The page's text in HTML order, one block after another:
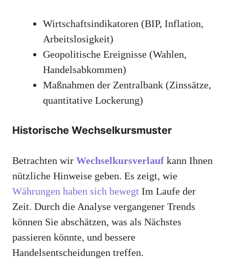
Wirtschaftsindikatoren (BIP, Inflation,
Arbeitslosigkeit)
Geopolitische Ereignisse (Wahlen,
Handelsabkommen)
Maßnahmen der Zentralbank (Zinssätze,
quantitative Lockerung)
Historische Wechselkursmuster
Betrachten wir Wechselkursverlauf kann Ihnen
nützliche Hinweise geben. Es zeigt, wie
Währungen haben sich bewegt Im Laufe der
Zeit. Durch die Analyse vergangener Trends
können Sie abschätzen, was als Nächstes
passieren könnte, und bessere
Handelsentscheidungen treffen.